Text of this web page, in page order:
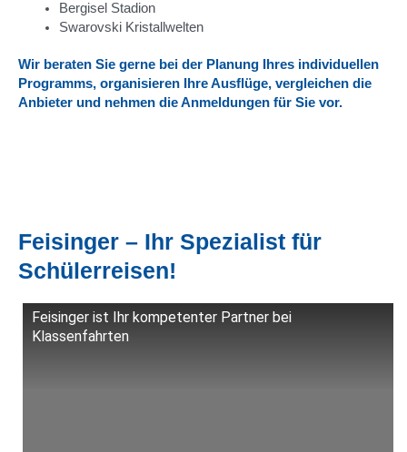
Bergisel Stadion
Swarovski Kristallwelten
Wir beraten Sie gerne bei der Planung Ihres individuellen
Programms, organisieren Ihre Ausflüge, vergleichen die
Anbieter und nehmen die Anmeldungen für Sie vor.
Feisinger – Ihr Spezialist für
Schülerreisen!
Feisinger ist Ihr kompetenter Partner bei
Klassenfahrten